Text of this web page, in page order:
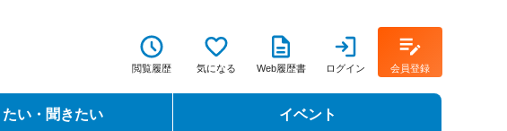
閲覧履歴 気になる Web履歴書 ログイン 会員登録
い・聞きたい イベント